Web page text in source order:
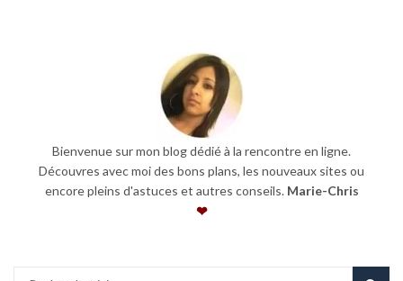
Bienvenue sur mon blog dédié à la rencontre en ligne.
Découvres avec moi des bons plans, les nouveaux sites ou
encore pleins d'astuces et autres conseils. Marie-Chris
❤